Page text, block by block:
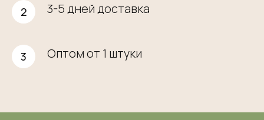
3-5 дней доставка
Оптом от 1 штуки